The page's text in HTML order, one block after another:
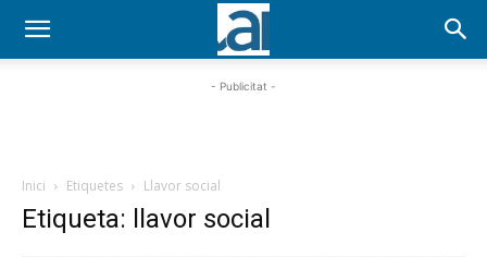
- Publicitat -
Inici Etiquetes Llavor social
Etiqueta: llavor social